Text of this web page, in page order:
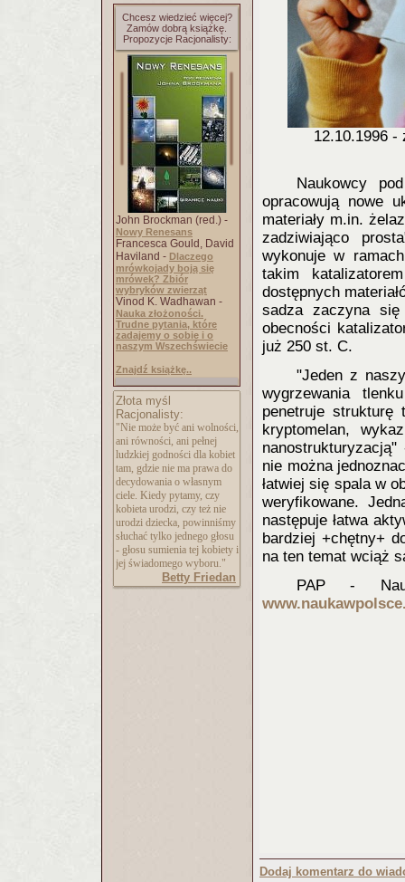
Chcesz wiedzieć więcej?
Zamów dobrą książkę.
Propozycje Racjonalisty:
John Brockman (red.) -
Nowy Renesans
Francesca Gould, David
Haviland - Dlaczego
mrówkojady boją się
mrówek? Zbiór
wybryków zwierząt
Vinod K. Wadhawan -
Nauka złożoności.
Trudne pytania, które
zadajemy o sobie i o
naszym Wszechświecie
Znajdź książkę..
Złota myśl
Racjonalisty:
"Nie może być ani wolności,
ani równości, ani pełnej
ludzkiej godności dla kobiet
tam, gdzie nie ma prawa do
decydowania o własnym
ciele. Kiedy pytamy, czy
kobieta urodzi, czy też nie
urodzi dziecka, powinniśmy
słuchać tylko jednego głosu
- głosu sumienia tej kobiety i
jej świadomego wyboru."
Betty Friedan
12.10.1996 -
Naukowcy
opracowują nowe
materiały m.in.
zadziwiająco
wykonuje w
takim
dostępnych
sadza zaczyna
obecności
już 250 st. C.
"Jeden z
wygrzewania
penetruje strukturę
kryptomelan,
nie można
łatwiej się spala w
weryfikowane.
następuje łatwa
bardziej +chętny+
na ten temat wciąż
PAP -
Dodaj komentarz do